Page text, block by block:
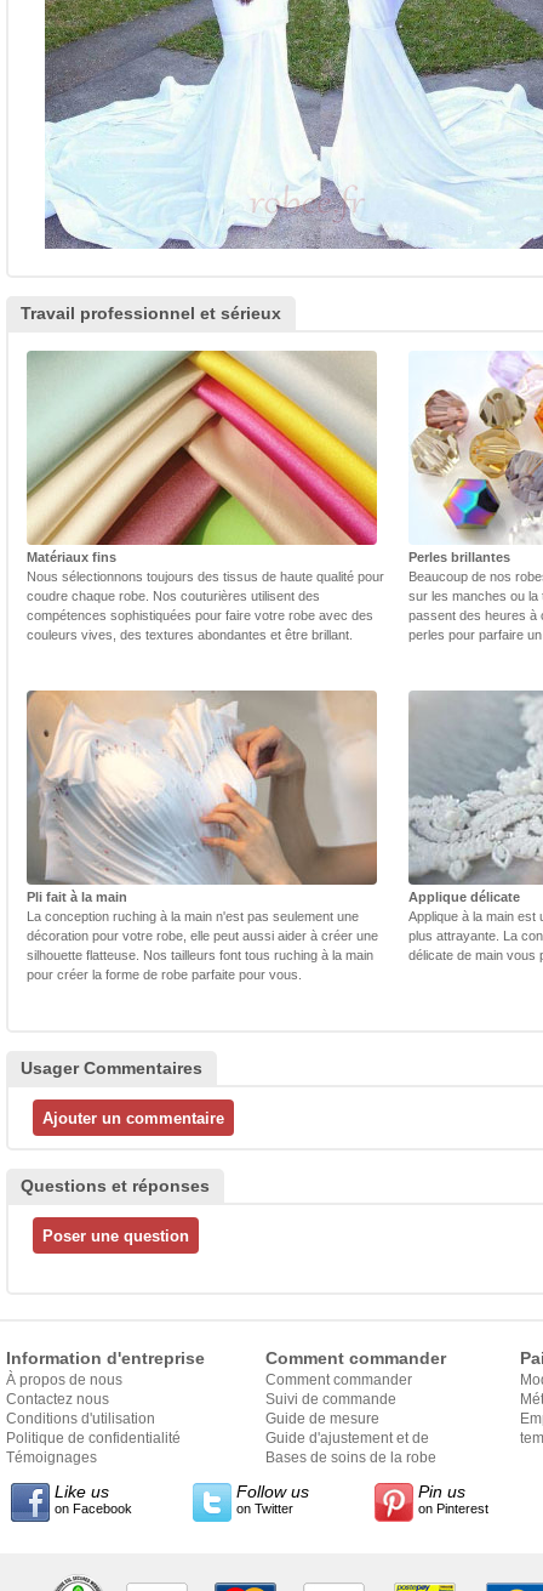
Travail professionnel et sérieux
Matériaux fins
Nous sélectionnons toujours des tissus de haute qualité pour
coudre chaque robe. Nos couturières utilisent des
compétences sophistiquées pour faire votre robe avec des
couleurs vives, des textures abondantes et être brillant.
Perles brillantes
Beaucoup de nos
sur les manches ou la
passent des heures à
perles pour parfaire
Pli fait à la main
La conception ruching à la main n'est pas seulement une
décoration pour votre robe, elle peut aussi aider à créer une
silhouette flatteuse. Nos tailleurs font tous ruching à la main
pour créer la forme de robe parfaite pour vous.
Applique délicate
Applique à la main est
plus attrayante. La
délicate de main vous
Usager Commentaires
Questions et réponses
Information d'entreprise
À propos de nous
Contactez nous
Conditions d'utilisation
Politique de confidentialité
Témoignages
Comment commander
Comment commander
Suivi de commande
Guide de mesure
Guide d'ajustement et de
style
Bases de soins de la robe
Like us
on Facebook
Follow us
on Twitter
Pin us
on Pinterest